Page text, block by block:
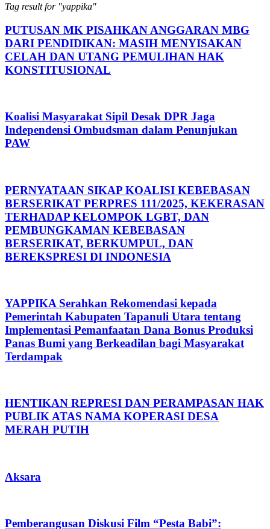
Tag result for "yappika"
PUTUSAN MK PISAHKAN ANGGARAN MBG
DARI PENDIDIKAN: MASIH MENYISAKAN
CELAH DAN UTANG PEMULIHAN HAK
KONSTITUSIONAL
Koalisi Masyarakat Sipil Desak DPR Jaga
Independensi Ombudsman dalam Penunjukan
PAW
PERNYATAAN SIKAP KOALISI KEBEBASAN
BERSERIKAT PERPRES 111/2025, KEKERASAN
TERHADAP KELOMPOK LGBT, DAN
PEMBUNGKAMAN KEBEBASAN
BERSERIKAT, BERKUMPUL, DAN
BEREKSPRESI DI INDONESIA
YAPPIKA Serahkan Rekomendasi kepada
Pemerintah Kabupaten Tapanuli Utara tentang
Implementasi Pemanfaatan Dana Bonus Produksi
Panas Bumi yang Berkeadilan bagi Masyarakat
Terdampak
HENTIKAN REPRESI DAN PERAMPASAN HAK
PUBLIK ATAS NAMA KOPERASI DESA
MERAH PUTIH
Aksara
Pemberangusan Diskusi Film “Pesta Babi”: